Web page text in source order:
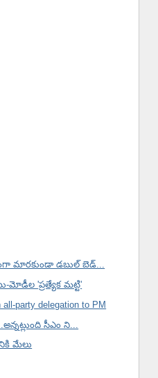
మారకుండా డబుల్ బెడ్...
మోడీల 'ప్రత్యేక మట్టి'
party delegation to PM
సీఎం ని...
మేలు